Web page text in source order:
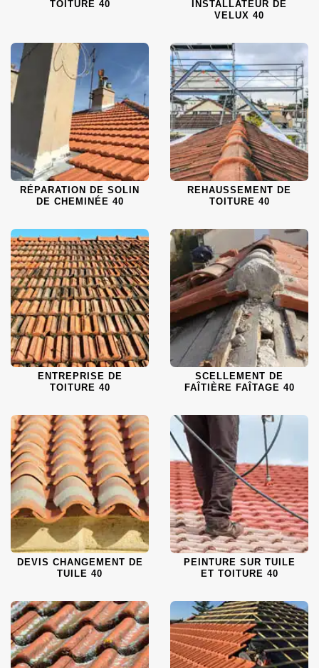
TOITURE 40
INSTALLATEUR DE
VELUX 40
RÉPARATION DE SOLIN
DE CHEMINÉE 40
REHAUSSEMENT DE
TOITURE 40
ENTREPRISE DE
TOITURE 40
SCELLEMENT DE
FAÎTIÈRE FAÎTAGE 40
DEVIS CHANGEMENT DE
TUILE 40
PEINTURE SUR TUILE
ET TOITURE 40